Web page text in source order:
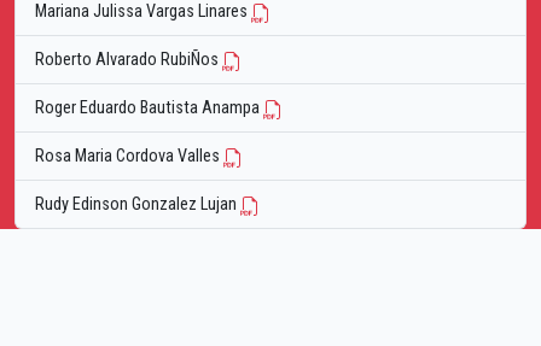
Mariana Julissa Vargas Linares
Roberto Alvarado RubiÑos
Roger Eduardo Bautista Anampa
Rosa Maria Cordova Valles
Rudy Edinson Gonzalez Lujan